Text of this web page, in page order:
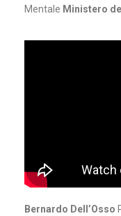
Mentale Ministero
Bernardo Dell’Osso